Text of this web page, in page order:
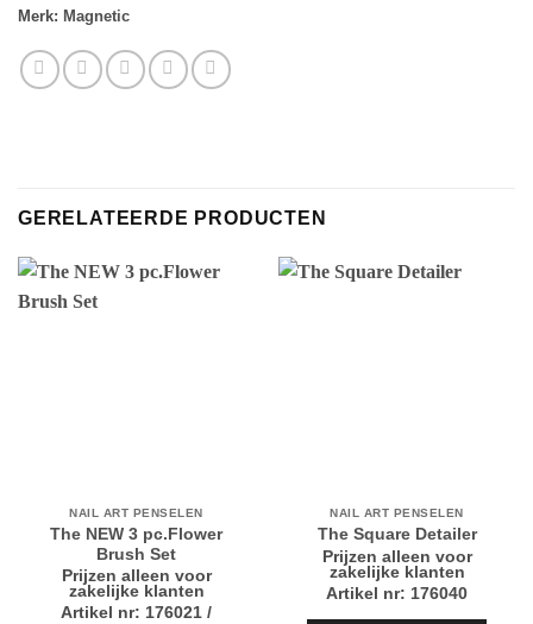
Merk: Magnetic
GERELATEERDE PRODUCTEN
NAIL ART PENSELEN
The NEW 3 pc.Flower
Brush Set
Prijzen alleen voor
zakelijke klanten
Artikel nr: 176021 /
NAIL ART PENSELEN
The Square Detailer
Prijzen alleen voor
zakelijke klanten
Artikel nr: 176040